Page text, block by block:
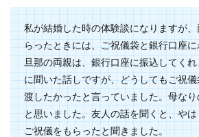
私が結婚した時の体験談になりますが
らったときには、ご祝儀袋と銀行口座
旦那の両親は、銀行口座に振込してく
に聞いた話しですが、どうしてもご祝
渡したかったと言っていました。母な
と思いました。友人の話を聞くと、や
ご祝儀をもらったと聞きました。